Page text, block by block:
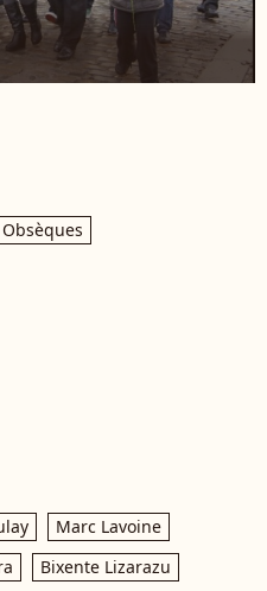
Obsèques
Marc Lavoine
Bixente Lizarazu